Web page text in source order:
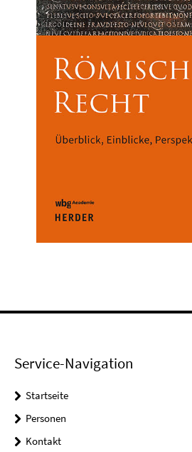
Service-Navigation
Startseite
Personen
Kontakt